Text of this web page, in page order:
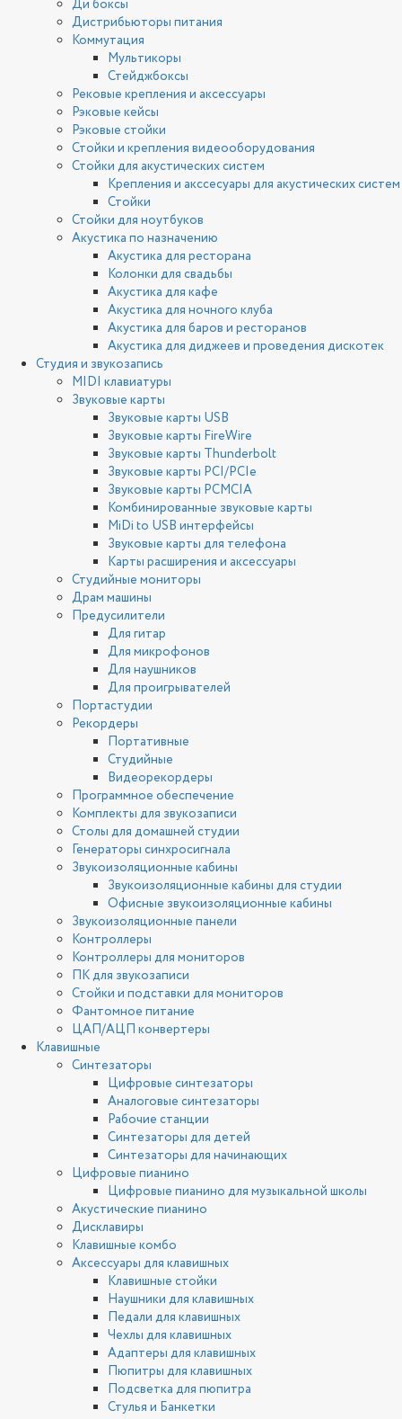
Ди боксы
Дистрибьюторы питания
Коммутация
Мультикоры
Стейджбоксы
Рековые крепления и аксессуары
Рэковые кейсы
Рэковые стойки
Стойки и крепления видеооборудования
Стойки для акустических систем
Крепления и акссесуары для акустических систем
Стойки
Стойки для ноутбуков
Акустика по назначению
Акустика для ресторана
Колонки для свадьбы
Акустика для кафе
Акустика для ночного клуба
Акустика для баров и ресторанов
Акустика для диджеев и проведения дискотек
Студия и звукозапись
MIDI клавиатуры
Звуковые карты
Звуковые карты USB
Звуковые карты FireWire
Звуковые карты Thunderbolt
Звуковые карты PCI/PCIe
Звуковые карты PCMCIA
Комбинированные звуковые карты
MiDi to USB интерфейсы
Звуковые карты для телефона
Карты расширения и аксессуары
Студийные мониторы
Драм машины
Предусилители
Для гитар
Для микрофонов
Для наушников
Для проигрывателей
Портастудии
Рекордеры
Портативные
Студийные
Видеорекордеры
Программное обеспечение
Комплекты для звукозаписи
Столы для домашней студии
Генераторы синхросигнала
Звукоизоляционные кабины
Звукоизоляционные кабины для студии
Офисные звукоизоляционные кабины
Звукоизоляционные панели
Контроллеры
Контроллеры для мониторов
ПК для звукозаписи
Стойки и подставки для мониторов
Фантомное питание
ЦАП/АЦП конвертеры
Клавишные
Синтезаторы
Цифровые синтезаторы
Аналоговые синтезаторы
Рабочие станции
Синтезаторы для детей
Синтезаторы для начинающих
Цифровые пианино
Цифровые пианино для музыкальной школы
Акустические пианино
Дисклавиры
Клавишные комбо
Аксессуары для клавишных
Клавишные стойки
Наушники для клавишных
Педали для клавишных
Чехлы для клавишных
Адаптеры для клавишных
Пюпитры для клавишных
Подсветка для пюпитра
Стулья и Банкетки